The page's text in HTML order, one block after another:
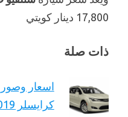
17,800 دينار كويتي
ذات صلة
اسعار
كرايسلر 2019